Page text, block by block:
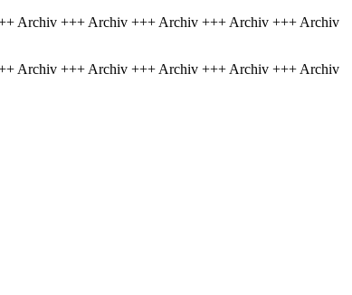
Archiv +++ Archiv +++ Archiv +++ Archiv +++ Archiv
Archiv +++ Archiv +++ Archiv +++ Archiv +++ Archiv